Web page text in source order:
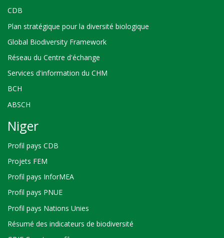
CDB
Plan stratégique pour la diversité biologique
Global Biodiversity Framework
Réseau du Centre d'échange
Services d'information du CHM
BCH
ABSCH
Niger
Profil pays CDB
Projets FEM
Profil pays InforMEA
Profil pays PNUE
Profil pays Nations Unies
Résumé des indicateurs de biodiversité